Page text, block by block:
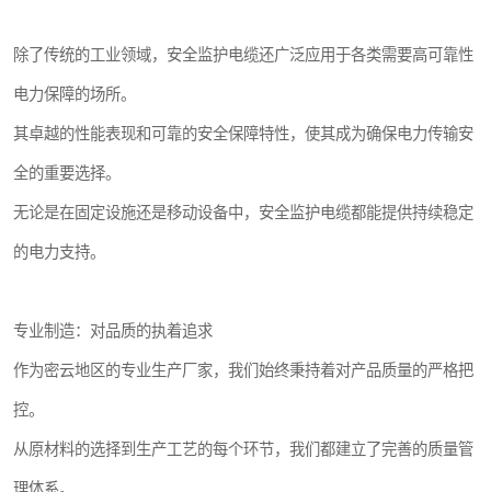
除了传统的工业领域，安全监护电缆还广泛应用于各类需要高可靠性
电力保障的场所。
其卓越的性能表现和可靠的安全保障特性，使其成为确保电力传输安
全的重要选择。
无论是在固定设施还是移动设备中，安全监护电缆都能提供持续稳定
的电力支持。
专业制造：对品质的执着追求
作为密云地区的专业生产厂家，我们始终秉持着对产品质量的严格把
控。
从原材料的选择到生产工艺的每个环节，我们都建立了完善的质量管